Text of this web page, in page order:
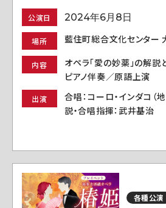
公演日 2024年6月8日
場所 藍住町総合文化センター
内容
オペラ「愛の妙薬」の解説
ピアノ伴奏／原語上演
出演
合唱：コーロ・インダコ（
説・合唱指揮：武井基治
各種公演